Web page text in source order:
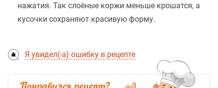
нажатия. Так слоёные коржи меньше крошатся, а
кусочки сохраняют красивую форму.
Я увидел(-а) ошибку в рецепте